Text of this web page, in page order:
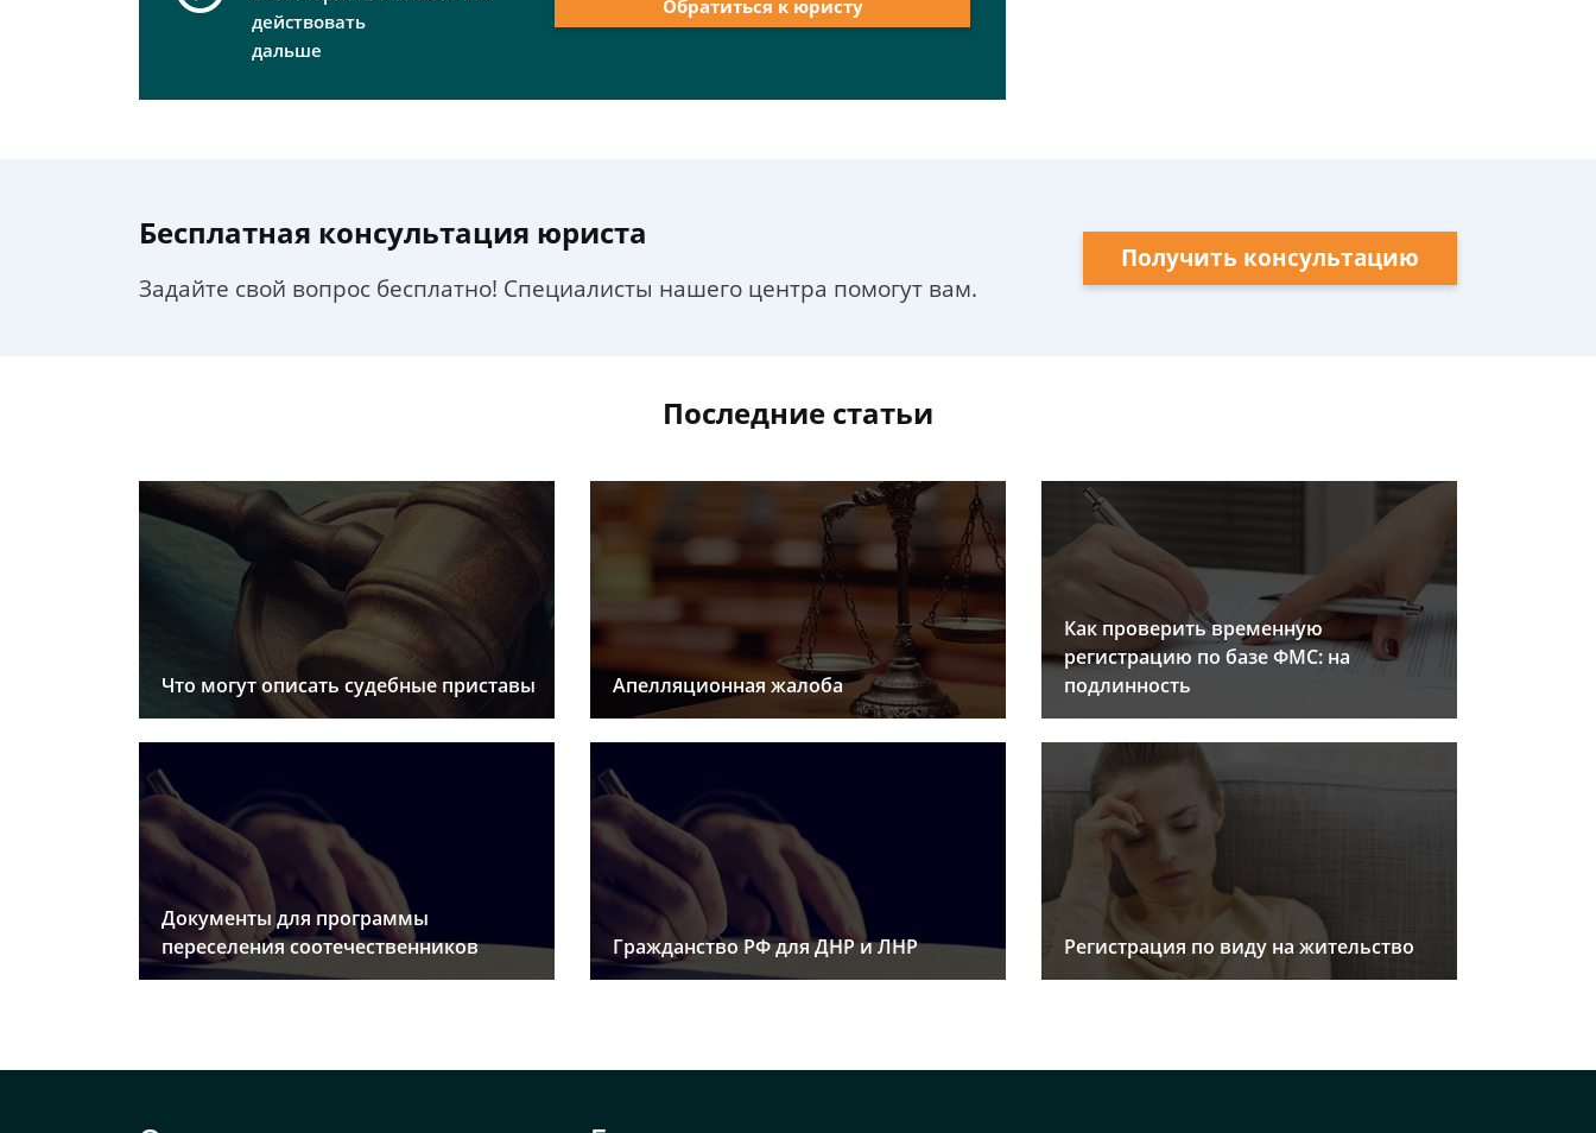
действовать
дальше
Обратиться к юристу
Бесплатная консультация юриста
Задайте свой вопрос бесплатно! Специалисты нашего центра помогут вам.
Получить консультацию
Последние статьи
Что могут описать судебные приставы Апелляционная жалоба
Как проверить временную
регистрацию по базе ФМС: на
подлинность
Документы для программы
переселения соотечественников
Гражданство РФ для ДНР и ЛНР Регистрация по виду на жительство